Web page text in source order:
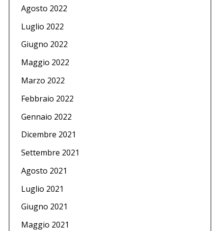
Agosto 2022
Luglio 2022
Giugno 2022
Maggio 2022
Marzo 2022
Febbraio 2022
Gennaio 2022
Dicembre 2021
Settembre 2021
Agosto 2021
Luglio 2021
Giugno 2021
Maggio 2021